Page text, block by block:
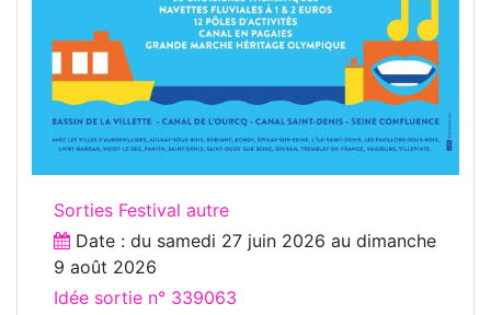
Sorties Festival autre
Date : du samedi 27 juin 2026 au dimanche
9 août 2026
Idée sortie n° 339063